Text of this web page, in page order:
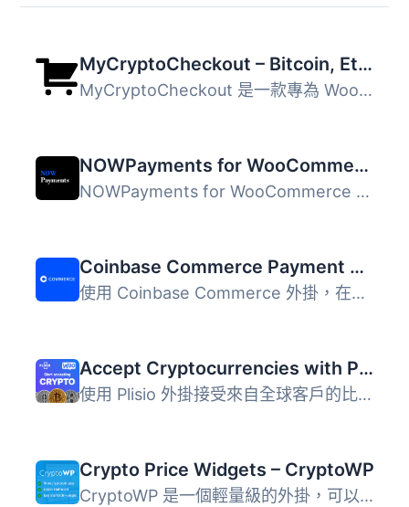
MyCryptoCheckout – Bitcoin, Ethereum, and 100+ altcoins for WooCommerce
MyCryptoCheckout 是一款專為 WooCommerce 和 Easy Digital D...
NOWPayments for WooCommerce – Crypto Payment Gateway
NOWPayments for WooCommerce 是一款讓 WordPress 商店擁有者...
Coinbase Commerce Payment Gateway for WooCommerce
使用 Coinbase Commerce 外掛，在您的 WooCommerce 商店中接...
Accept Cryptocurrencies with Plisio
使用 Plisio 外掛接受來自全球客戶的比特幣、萊特幣、以太坊...
Crypto Price Widgets – CryptoWP
CryptoWP 是一個輕量級的外掛，可以方便地在您的網站上管理和...